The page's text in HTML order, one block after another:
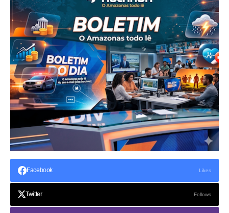
Facebook Likes
Twitter Follows